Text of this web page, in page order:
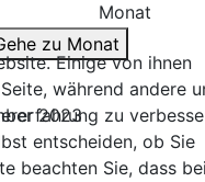
Monat
zu Monat
2023
Einige von ihnen
während andere
zu
entscheiden, ob Sie
beachten Sie, dass